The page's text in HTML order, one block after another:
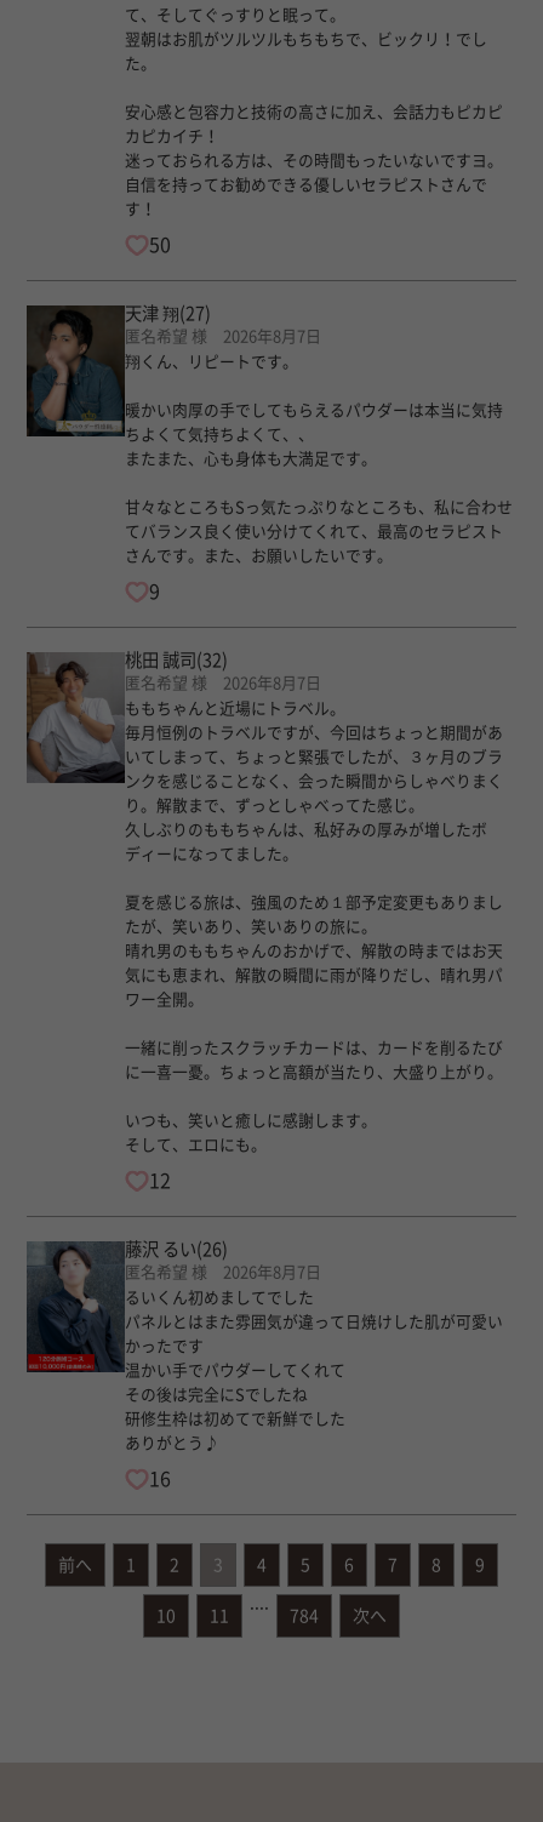
て、そしてぐっすりと眠って。
翌朝はお肌がツルツルもちもちで、ビックリ！でし
た。
安心感と包容力と技術の高さに加え、会話力もピカピ
カピカイチ！
迷っておられる方は、その時間もったいないですヨ。
自信を持ってお勧めできる優しいセラピストさんで
す！
50
天津 翔(27)
匿名希望 様 2026年8月7日
翔くん、リピートです。
暖かい肉厚の手でしてもらえるパウダーは本当に気持
ちよくて気持ちよくて、、
またまた、心も身体も大満足です。
甘々なところもSっ気たっぷりなところも、私に合わせ
てバランス良く使い分けてくれて、最高のセラピスト
さんです。また、お願いしたいです。
9
桃田 誠司 (32)
匿名希望 様 2026年8月7日
ももちゃんと近場にトラベル。
毎月恒例のトラベルですが、今回はちょっと期間があ
いてしまって、ちょっと緊張でしたが、３ヶ月のブラ
ンクを感じることなく、会った瞬間からしゃべりまく
り。解散まで、ずっとしゃべってた感じ。
久しぶりのももちゃんは、私好みの厚みが増したボ
ディーになってました。
夏を感じる旅は、強風のため１部予定変更もありまし
たが、笑いあり、笑いありの旅に。
晴れ男のももちゃんのおかげで、解散の時まではお天
気にも恵まれ、解散の瞬間に雨が降りだし、晴れ男パ
ワー全開。
一緒に削ったスクラッチカードは、カードを削るたび
に一喜一憂。ちょっと高額が当たり、大盛り上がり。
いつも、笑いと癒しに感謝します。
そして、エロにも。
12
藤沢 るい(26)
匿名希望 様 2026年8月7日
るいくん初めましてでした
パネルとはまた雰囲気が違って日焼けした肌が可愛い
かったです
温かい手でパウダーしてくれて
その後は完全にSでしたね
研修生枠は初めてで新鮮でした
ありがとう♪
16
前へ 1 2 3 4 5 6 7 8 9
10 11 784 次へ